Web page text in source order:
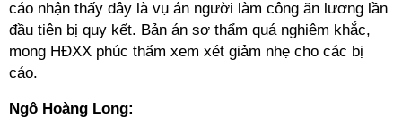
cáo nhận thấy đây là vụ án người làm công ăn lương lần
đầu tiên bị quy kết. Bản án sơ thẩm quá nghiêm khắc,
mong HĐXX phúc thẩm xem xét giảm nhẹ cho các bị
cáo.
Ngô Hoàng Long: